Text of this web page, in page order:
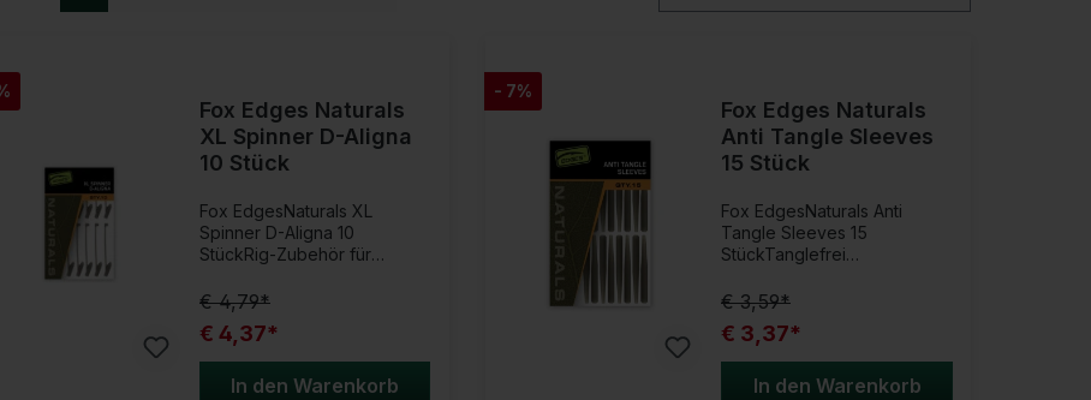
Fox Edges Naturals
XL Spinner D-Aligna
10 Stück
Fox EdgesNaturals XL
Spinner D-Aligna 10
StückRig-Zubehör für
für Spinner-Rigs, die den
Köder besser trennen und
effizienteres Haken
ermöglichen. Perfekt für
anspruchsvolle
€ 4,79*
€ 4,37*
In den Warenkorb
- 7%
Fox Edges Naturals
Anti Tangle Sleeves
15 Stück
Fox EdgesNaturals Anti
Tangle Sleeves 15
StückTanglefrei
Verwicklungen beim
Karpfenangeln mit den
unauffällig grünen Fox Edges
Naturals Anti Tangle Sleeves.
Perfekt für saubere Wurf-
€ 3,59*
€ 3,37*
In den Warenkorb